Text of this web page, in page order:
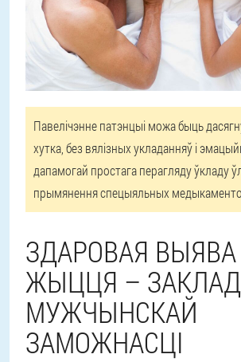
Павелічэнне патэнцыі можа быць
хутка, без вялізных укладанняў і
дапамогай простага перагляду ўкладу
прымянення спецыяльных
ЗДАРОВАЯ ВЫЯВА
ЖЫЦЦЯ – ЗАКЛАД
МУЖЧЫНСКАЙ
ЗАМОЖНАСЦІ